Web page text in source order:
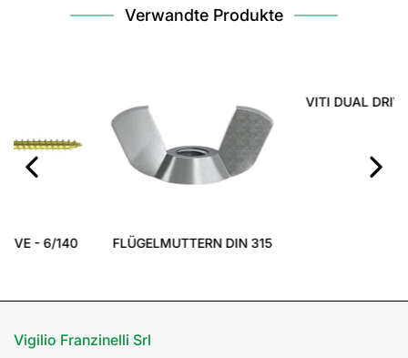
Verwandte Produkte
FLÜGELMUTTERN DIN 315 VITI DUAL DRIVE - 8/340
Vigilio Franzinelli Srl